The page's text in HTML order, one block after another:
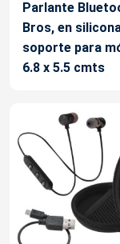
Parlante
Bros, en
soporte para
6.8 x 5.5 cmts